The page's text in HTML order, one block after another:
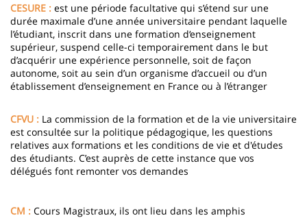
CESURE : est une période facultative qui s’étend sur une
durée maximale d’une année universitaire pendant laquelle
l’étudiant, inscrit dans une formation d‘enseignement
supérieur, suspend celle-ci temporairement dans le but
d’acquérir une expérience personnelle, soit de façon
autonome, soit au sein d’un organisme d’accueil ou d’un
établissement d’enseignement en France ou à l’étranger
CFVU : La commission de la formation et de la vie universitaire
est consultée sur la politique pédagogique, les questions
relatives aux formations et les conditions de vie et d'études
des étudiants. C’est auprès de cette instance que vos
délégués font remonter vos demandes
CM : Cours Magistraux, ils ont lieu dans les amphis